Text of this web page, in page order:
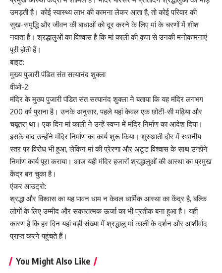
उमड़ती है। कोई स्वास्थ्य लाभ की कामना लेकर आता है, तो कोई परिवार की
सुख-समृद्धि और जीवन की बाधाओं को दूर करने के लिए मां के चरणों में शीश
नवाता है। श्रद्धालुओं का विश्वास है कि मां काली की कृपा से उनकी मनोकामनाएं
पूरी होती हैं।
बाइट:
मुख्य पुजारी पंडित संत सत्यानंद शुक्ला
वीओ-2:
मंदिर के मुख्य पुजारी पंडित संत सत्यानंद शुक्ला ने बताया कि यह मंदिर लगभग
200 वर्ष पुराना है। उनके अनुसार, पहले यहां केवल एक छोटी-सी मढ़िया और
चबूतरा था। एक दिन मां काली ने उन्हें स्वप्न में मंदिर निर्माण का आदेश दिया।
इसके बाद उन्होंने मंदिर निर्माण का कार्य शुरू किया। शुरुआती दौर में स्थानीय
स्तर पर विरोध भी हुआ, लेकिन मां की प्रेरणा और अटूट विश्वास के साथ उन्होंने
निर्माण कार्य पूरा कराया। आज यही मंदिर हजारों श्रद्धालुओं की आस्था का प्रमुख
केंद्र बन चुका है।
एंकर आउट्रो:
श्रद्धा और विश्वास का यह पावन धाम न केवल धार्मिक आस्था का केंद्र है, बल्कि
लोगों के लिए उम्मीद और सकारात्मक ऊर्जा का भी प्रतीक बना हुआ है। यही
कारण है कि हर दिन यहां बड़ी संख्या में श्रद्धालु मां काली के दर्शन और आशीर्वाद
प्राप्त करने पहुंचते हैं।
You Might Also Like